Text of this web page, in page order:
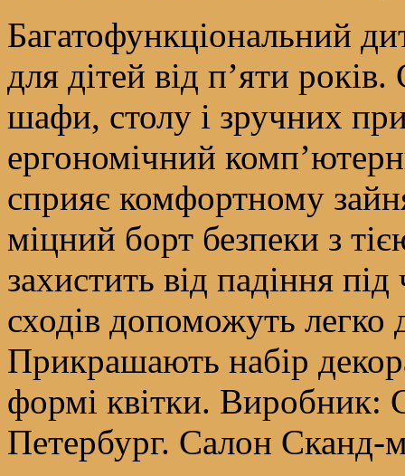
Багатофункціональний
для дітей від п’яти
шафи, столу і зручних
ергономічний
сприяє комфортному
міцний борт безпеки з
захистить від падіння
сходів допоможуть легко
Прикрашають набір
формі квітки. Виробник:
Петербург. Салон Сканд-